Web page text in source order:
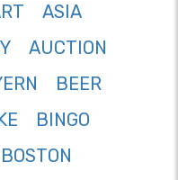
ASIA
AUCTION
BEER
BINGO
BOSTON